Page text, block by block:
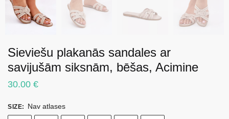
Sieviešu plakanās sandales ar
savijušām siksnām, bēšas, Acimine
30.00 €
SIZE: Nav atlases